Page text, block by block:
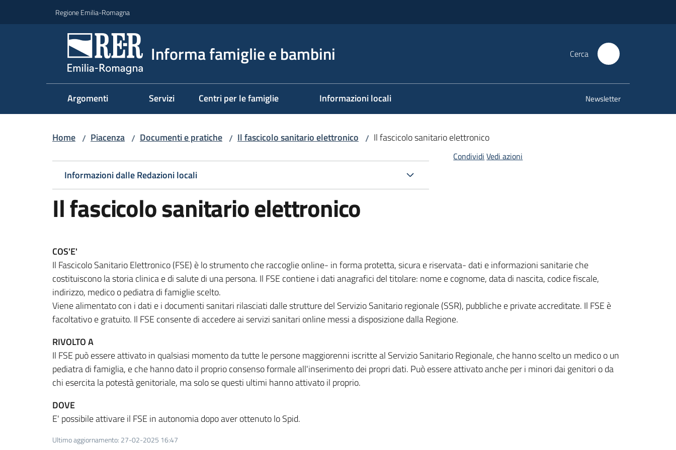
Regione Emilia-Romagna
Informa famiglie e bambini Cerca
Argomenti Servizi Centri per le famiglie Informazioni locali Newsletter
Home / Piacenza / Documenti e pratiche / Il fascicolo sanitario elettronico / Il fascicolo sanitario elettronico
Informazioni dalle Redazioni locali
Il fascicolo sanitario elettronico
Condividi Vedi azioni
COS'E'
Il Fascicolo Sanitario Elettronico (FSE) è lo strumento che raccoglie online- in forma protetta, sicura e riservata- dati e informazioni sanitarie che
costituiscono la storia clinica e di salute di una persona. Il FSE contiene i dati anagrafici del titolare: nome e cognome, data di nascita, codice fiscale,
indirizzo, medico o pediatra di famiglie scelto.
Viene alimentato con i dati e i documenti sanitari rilasciati dalle strutture del Servizio Sanitario regionale (SSR), pubbliche e private accreditate. Il FSE è
facoltativo e gratuito. Il FSE consente di accedere ai servizi sanitari online messi a disposizione dalla Regione.
RIVOLTO A
Il FSE può essere attivato in qualsiasi momento da tutte le persone maggiorenni iscritte al Servizio Sanitario Regionale, che hanno scelto un medico o un
pediatra di famiglia, e che hanno dato il proprio consenso formale all'inserimento dei propri dati. Può essere attivato anche per i minori dai genitori o da
chi esercita la potestà genitoriale, ma solo se questi ultimi hanno attivato il proprio.
DOVE
E' possibile attivare il FSE in autonomia dopo aver ottenuto lo Spid.
Ultimo aggiornamento: 27-02-2025 16:47